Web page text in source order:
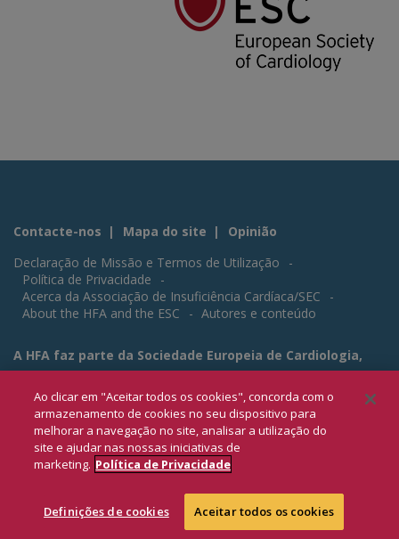
Contacte-nos Mapa do site
Opinião
Declaração de Missão e Termos de Utilização
Política de Privacidade
Acerca da Associação de Insuficiência Cardíaca/SEC
About the HFA and the ESC
Autores e conteúdo
A HFA faz parte da Sociedade Europeia de Cardiologia,
uma associação sem fins lucrativos criada ao abrigo da
Lei Francesa de 1901 e dedica-se à gestão de doentes
com insuficiência cardíaca e ao aumento da
sensibilização para a insuficiência cardíaca como um
problema de saúde global.
Regressar
ao topo
Ao clicar em "Aceitar todos os cookies", concorda com o
armazenamento de cookies no seu dispositivo para
melhorar a navegação no site, analisar a utilização do
site e ajudar nas nossas iniciativas de
marketing. Política de Privacidade
Definições de cookies Aceitar todos os cookies